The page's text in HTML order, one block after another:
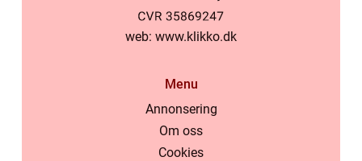
web: www.klikko.dk
Menu
Annonsering
Om oss
Cookies